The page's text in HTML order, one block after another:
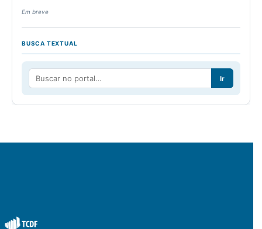
Em breve
BUSCA TEXTUAL
Ir